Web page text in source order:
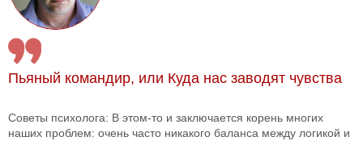
Пьяный командир, или Куда нас заводят чувства
Советы психолога: В этом-то и заключается корень многих
наших проблем: очень часто никакого баланса между логикой и